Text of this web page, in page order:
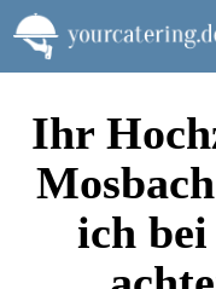
Zum
Inhalt
springen
Ihr
ich